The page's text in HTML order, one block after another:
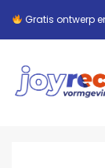
Gratis ontwerp